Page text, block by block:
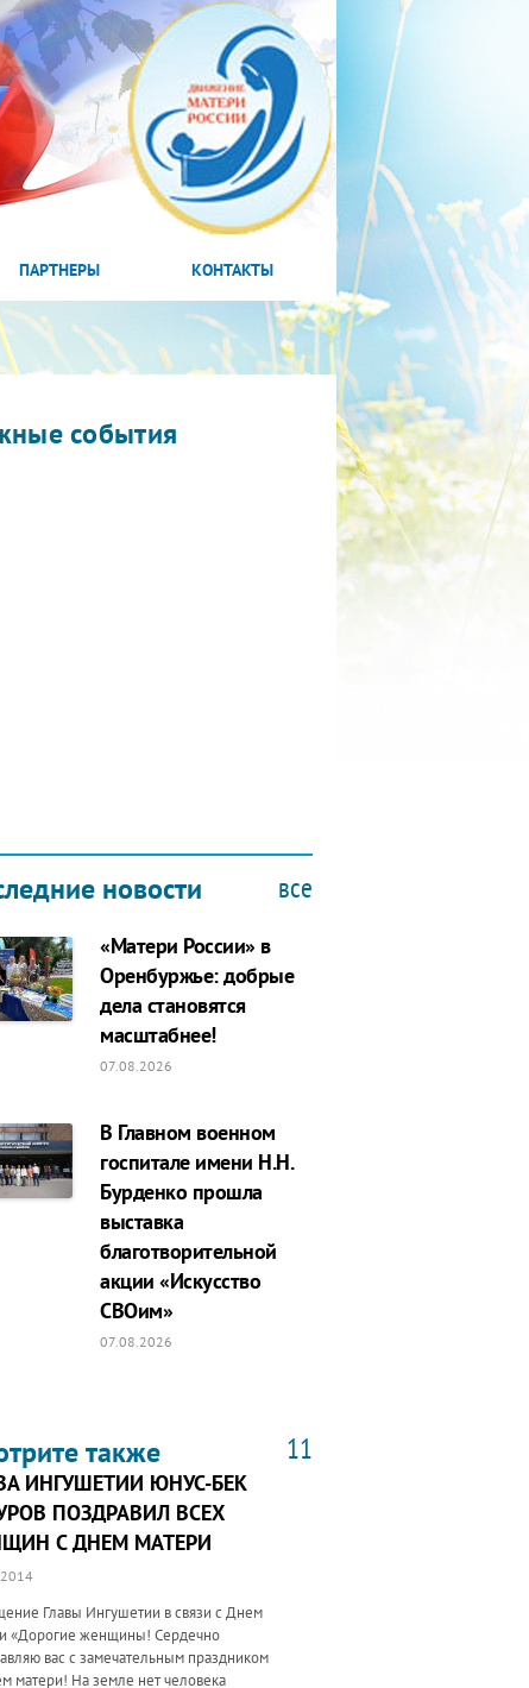
ПАРТНЕРЫ КОНТАКТЫ
события
новости все
«Матери России» в
Оренбуржье: добрые
дела становятся
масштабнее!
07.08.2026
В Главном военном
госпитале имени Н.Н.
Бурденко прошла
выставка
благотворительной
акции «Искусство
СВОим»
07.08.2026
также 11
ИНГУШЕТИИ ЮНУС-БЕК
ПОЗДРАВИЛ ВСЕХ
С ДНЕМ МАТЕРИ
Главы Ингушетии в связи с Днем
«Дорогие женщины! Сердечно
вас с замечательным праздником
матери! На земле нет человека